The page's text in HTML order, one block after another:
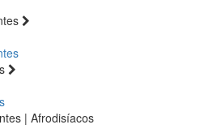
| Afrodisíacos